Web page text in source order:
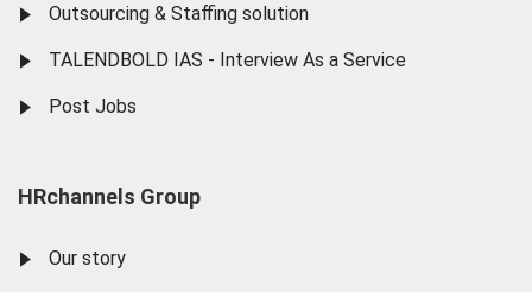
Outsourcing & Staffing solution
TALENDBOLD IAS - Interview As a Service
Post Jobs
HRchannels Group
Our story